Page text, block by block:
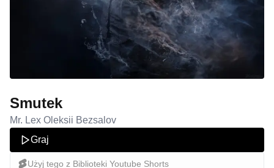
Smutek
Mr. Lex Oleksii Bezsalov
Graj
Użyj tego z Biblioteki Youtube Shorts